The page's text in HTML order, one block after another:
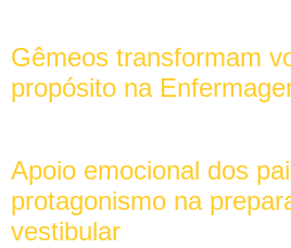
Gêmeos transformam
propósito na
Apoio emocional dos
protagonismo na
vestibular